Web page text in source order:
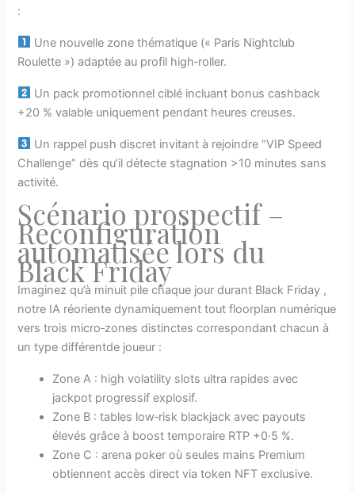
:
Une nouvelle zone thématique (« Paris Nightclub
Roulette ») adaptée au profil high‑roller.
Un pack promotionnel ciblé incluant bonus cashback
+20 % valable uniquement pendant heures creuses.
Un rappel push discret invitant à rejoindre “VIP Speed
Challenge” dès qu’il détecte stagnation >10 minutes sans
activité.
Scénario prospectif –
Reconfiguration
automatisée lors du
Black Friday
Imaginez qu’à minuit pile chaque jour durant Black Friday ,
notre IA réoriente dynamiquement tout floorplan numérique
vers trois micro‑zones distinctes correspondant chacun à
un type différentde joueur :
Zone A : high volatility slots ultra rapides avec
jackpot progressif explosif.
Zone B : tables low‑risk blackjack avec payouts
élevés grâce à boost temporaire RTP +0·5 %.
Zone C : arena poker où seules mains Premium
obtiennent accès direct via token NFT exclusive.